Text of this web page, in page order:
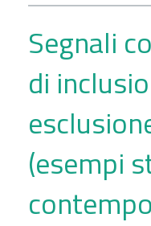
Segnali
di
(esempi